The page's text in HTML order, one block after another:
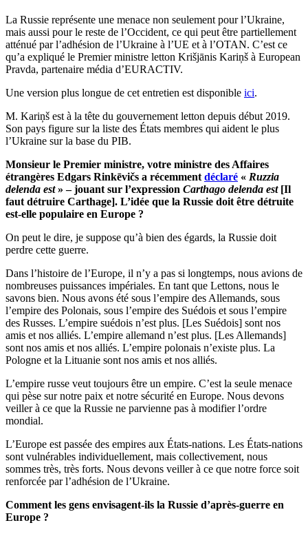
La Russie représente une menace non seulement pour l’Ukraine,
mais aussi pour le reste de l’Occident, ce qui peut être partiellement
atténué par l’adhésion de l’Ukraine à l’UE et à l’OTAN. C’est ce
qu’a expliqué le Premier ministre letton Krišjānis Kariņš à European
Pravda, partenaire média d’EURACTIV.
Une version plus longue de cet entretien est disponible ici.
M. Kariņš est à la tête du gouvernement letton depuis début 2019.
Son pays figure sur la liste des États membres qui aident le plus
l’Ukraine sur la base du PIB.
Monsieur le Premier ministre, votre ministre des Affaires
étrangères Edgars Rinkēvičs a récemment déclaré « Ruzzia
delenda est» – jouant sur l’expression Carthago delenda est[Il
faut détruire Carthage]. L’idée que la Russie doit être détruite
est-elle populaire en Europe ?
On peut le dire, je suppose qu’à bien des égards, la Russie doit
perdre cette guerre.
Dans l’histoire de l’Europe, il n’y a pas si longtemps, nous avions de
nombreuses puissances impériales. En tant que Lettons, nous le
savons bien. Nous avons été sous l’empire des Allemands, sous
l’empire des Polonais, sous l’empire des Suédois et sous l’empire
des Russes. L’empire suédois n’est plus. [Les Suédois] sont nos
amis et nos alliés. L’empire allemand n’est plus. [Les Allemands]
sont nos amis et nos alliés. L’empire polonais n’existe plus. La
Pologne et la Lituanie sont nos amis et nos alliés.
L’empire russe veut toujours être un empire. C’est la seule menace
qui pèse sur notre paix et notre sécurité en Europe. Nous devons
veiller à ce que la Russie ne parvienne pas à modifier l’ordre
mondial.
L’Europe est passée des empires aux États-nations. Les États-nations
sont vulnérables individuellement, mais collectivement, nous
sommes très, très forts. Nous devons veiller à ce que notre force soit
renforcée par l’adhésion de l’Ukraine.
Comment les gens envisagent-ils la Russie d’après-guerre en
Europe ?